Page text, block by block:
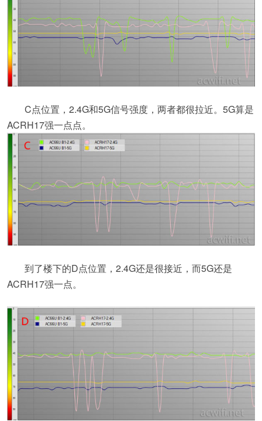
C点位置，2.4G和5G信号强度，两者都很拉近。5G算是
ACRH17强一点点。
到了楼下的D点位置，2.4G还是很接近，而5G还是
ACRH17强一点。